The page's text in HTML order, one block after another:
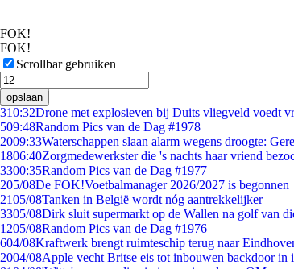
FOK!
FOK!
Scrollbar gebruiken
opslaan
310:32Drone met explosieven bij Duits vliegveld voedt
509:48Random Pics van de Dag #1978
2009:33Waterschappen slaan alarm wegens droogte:
1806:40Zorgmedewerkster die 's nachts haar vriend
3300:35Random Pics van de Dag #1977
205/08De FOK!Voetbalmanager 2026/2027 is begonnen
2105/08Tanken in België wordt nóg aantrekkelijker
3305/08Dirk sluit supermarkt op de Wallen na golf van
1205/08Random Pics van de Dag #1976
604/08Kraftwerk brengt ruimteschip terug naar
2004/08Apple vecht Britse eis tot inbouwen backdoor in